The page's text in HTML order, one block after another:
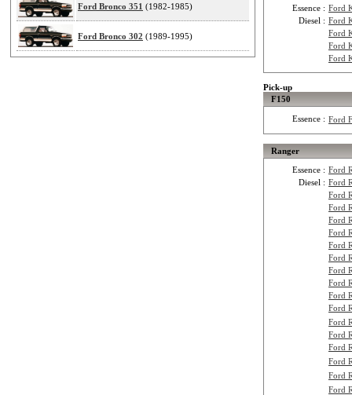
Ford Bronco 351 (1982-1985)
Ford Bronco 302 (1989-1995)
Essence : Ford
Diesel : Ford
Ford
Ford
Ford
Pick-up
F150
Essence : Ford
Ranger
Essence : Ford
Diesel : Ford
Ford
Ford
Ford
Ford
Ford
Ford
Ford
Ford
Ford
Ford
Ford
Ford
Ford
Ford
Ford
Ford